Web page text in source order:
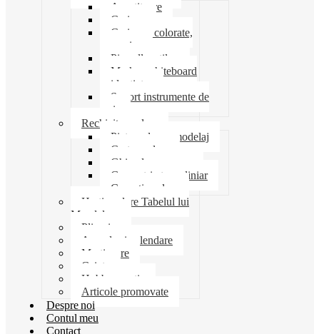
Ascutitoare
Carioca
Creioane colorate,
mecanice
Pix roller stilou
Marker whiteboard
evidentiator
Suport instrumente de
scris
Rechizite scolare
Pictura desen modelaj
Creta scolara
Ghiozdane penare
Geometrie trusa liniar
Coperti scolare
Harti scolare Tabelul lui
Mendeleev
Plicuri
Agende si calendare
Martisoare
Caiete
Hobby creatie
Articole promovate
Despre noi
Contul meu
Contact